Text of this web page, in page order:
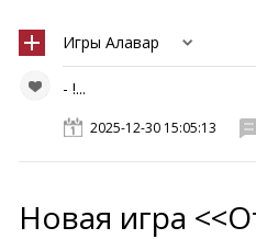
Игры Алавар
- !...
2025-12-30 15:05:13
Новая игра